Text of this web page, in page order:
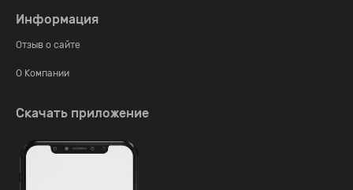
Информация
Отзыв о сайте
О Компании
Скачать приложение